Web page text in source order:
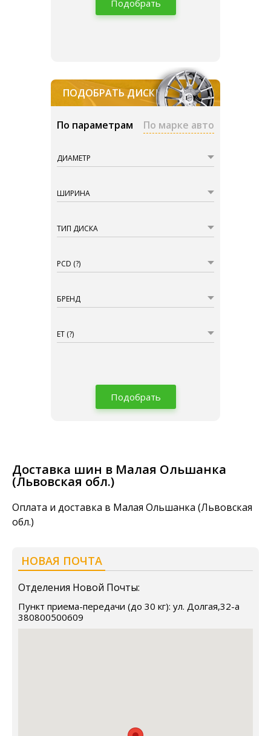
Подобрать
ПОДОБРАТЬ ДИСКИ
По параметрам По марке авто
ДИАМЕТР
ШИРИНА
ТИП ДИСКА
PCD (?)
БРЕНД
ET (?)
Подобрать
Доставка шин в Малая Ольшанка
(Львовская обл.)
Оплата и доставка в Малая Ольшанка (Львовская
обл.)
НОВАЯ ПОЧТА
Отделения Новой Почты:
Пункт приема-передачи (до 30 кг): ул. Долгая,32-а
380800500609